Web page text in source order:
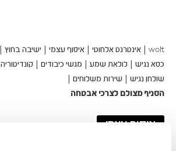
wolt אינטרנט אלחוטי איסוף עצמי
ישיבה בחוץ
כסא נגיש
לולאת שמע מגשי כיבודים
קונדיטוריה
שולחן נגיש
שירות משלוחים
הסניף מצולם לצרכי אבטחה
איסוף עצמי